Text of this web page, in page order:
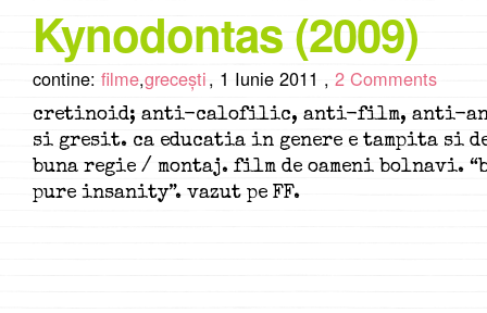
Kynodontas (2009)
contine: filme,grecești, 1 Iunie 2011 , 2 Comments
cretinoid; anti-calofilic, anti-film, anti-
si gresit. ca educatia in genere e tampita si
buna regie / montaj. film de oameni bolnavi.
pure insanity”. vazut pe FF.